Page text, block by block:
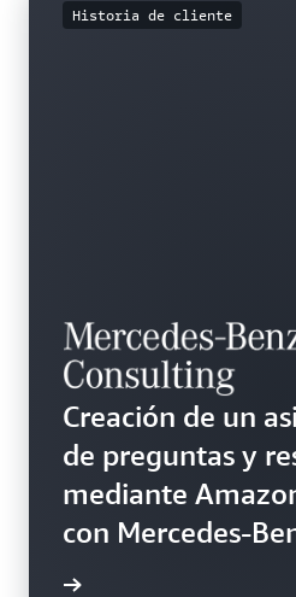
Historia de cliente
Creación de un
de preguntas y
mediante
con Mercedes-